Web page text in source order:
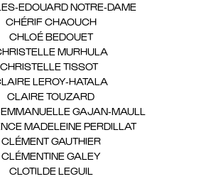
EDOUARD NOTRE-DAME(1)
CHÉRIF CHAOUCH(1)
CHLOÉ BEDOUET(1)
MURHULA(1)
CHRISTELLE TISSOT(2)
LEROY-HATALA
CLAIRE TOUZARD
GAJAN-MAULL
MADELEINE PERDILLAT(1)
CLÉMENT GAUTHIER(1)
CLÉMENTINE GALEY
CLOTILDE LEGUIL